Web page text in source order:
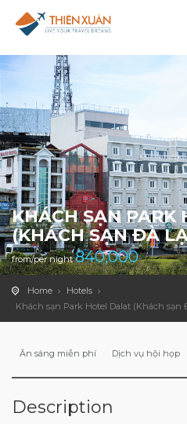
KHÁCH SẠN PARK
(KHÁCH SẠN ĐÀ
from/per night840,000
Home
Hotels
Khách sạn Park Hotel Dalat (Khách sạn
Ăn sáng miễn phí Dịch vụ hội họp
Description